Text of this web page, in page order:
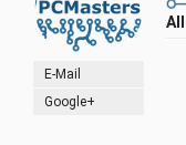
E-Mail
Google+